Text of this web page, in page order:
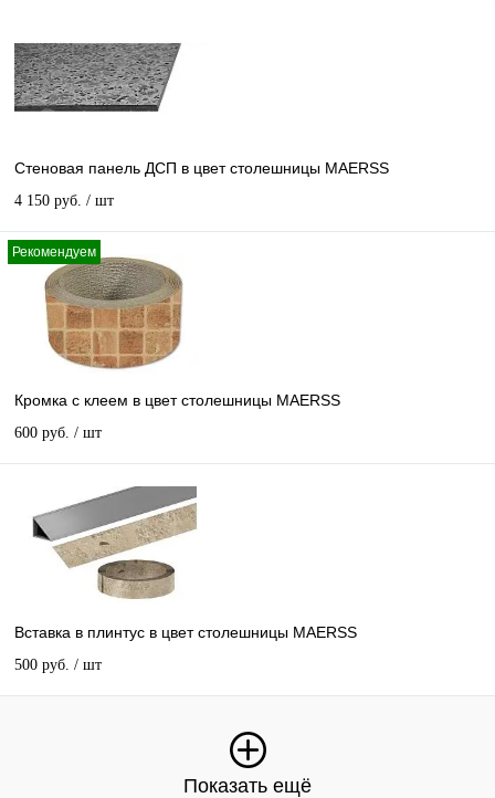
Стеновая панель ДСП в цвет столешницы MAERSS
4 150 руб. / шт
Рекомендуем
Кромка с клеем в цвет столешницы MAERSS
600 руб. / шт
Вставка в плинтус в цвет столешницы MAERSS
500 руб. / шт
Показать ещё